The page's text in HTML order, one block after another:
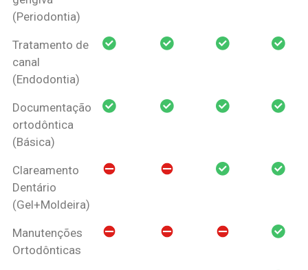
(Periodontia)
Tratamento de
canal
(Endodontia)
Documentação
ortodôntica
(Básica)
Clareamento
Dentário
(Gel+Moldeira)
Manutenções
Ortodônticas